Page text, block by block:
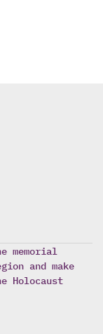
memorial
and make
Holocaust